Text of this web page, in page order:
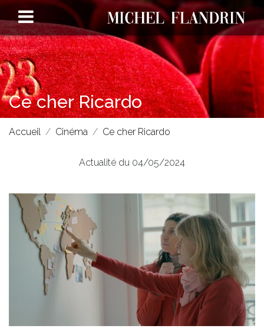
Ce cher Ricardo
Accueil Cinéma Ce cher Ricardo
Actualité du 04/05/2024